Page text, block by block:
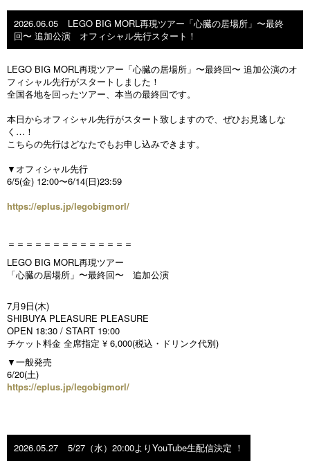
2026.06.05
LEGO BIG MORL再現ツアー「心臓の居場所」〜最終
回〜 追加公演 オフィシャル先行スタート！
LEGO BIG MORL再現ツアー「心臓の居場所」〜最終回〜 追加公演のオ
フィシャル先行がスタートしました！
全国各地を回ったツアー、本当の最終回です。
本日からオフィシャル先行がスタート致しますので、ぜひお見逃しな
く…！
こちらの先行はどなたでもお申し込みできます。
▼オフィシャル先行
6/5(金) 12:00〜6/14(日)23:59
https://eplus.jp/legobigmorl/
＝＝＝＝＝＝＝＝＝＝＝＝＝＝
LEGO BIG MORL再現ツアー
「心臓の居場所」〜最終回〜 追加公演
7月9日(木)
SHIBUYA PLEASURE PLEASURE
OPEN 18:30 / START 19:00
チケット料金 全席指定 ¥ 6,000(税込・ドリンク代別)
▼一般発売
6/20(土)
https://eplus.jp/legobigmorl/
2026.05.27 5/27（水）20:00よりYouTube生配信決定 ！